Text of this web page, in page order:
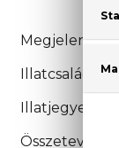
Megjelenési
Illatcsalád:
Illatjegyek:
Összetevők: